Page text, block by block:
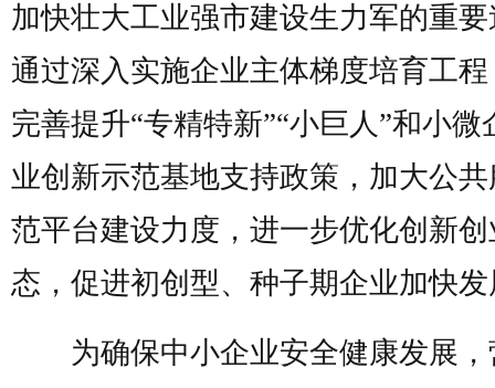
加快壮大工业强市建设生力军的重
通过深入实施企业主体梯度培育工
完善提升“专精特新”“小巨人”和小微
业创新示范基地支持政策，加大公
范平台建设力度，进一步优化创新
态，促进初创型、种子期企业加快
为确保中小企业安全健康发展，